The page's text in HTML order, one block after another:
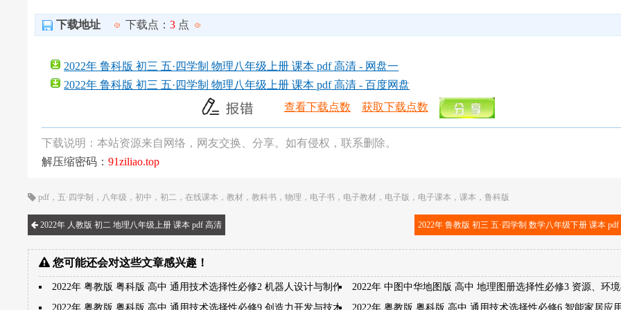
下载地址 下载点：3 点
2022年 鲁科版 初三 五·四学制 物理八年级上册 课本 pdf 高清 - 网盘一
2022年 鲁科版 初三 五·四学制 物理八年级上册 课本 pdf 高清 - 百度网盘
查看下载点数
获取下载点数
下载说明：本站资源来自网络，网友交换、分享。如有侵权，联系删除。
解压缩密码：91ziliao.top
pdf ， 五·四学制 ， 八年级 ，初中 ，初二 ，在线课本 ，教材 ，教科书 ，物理 ， 电子书 ， 电子教材 ， 电子版 ， 电子课本 ，课本 ，鲁科版
2022年 人教版 初二 地理八年级上册 课本 pdf 高清 2022年 鲁教版 初三 五·四学制 数学八年级下册 课本 pdf
您可能还会对这些文章感兴趣！
2022年 粤教版 粤科版 高中 通用技术选择性必修2 机器人设计与制作
2022年 中图中华地图版 高中 地理图册选择性必修3 资源、环境
2022年 粤教版 粤科版 高中 通用技术选择性必修9 创造力开发与技术发明2022年 粤教版 粤科版 高中 通用技术选择性必修6 智能家居应